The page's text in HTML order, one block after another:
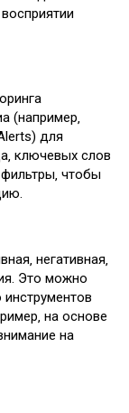
(например‚
для
ключевых слов
чтобы
негативная‚
Это можно
на основе
на